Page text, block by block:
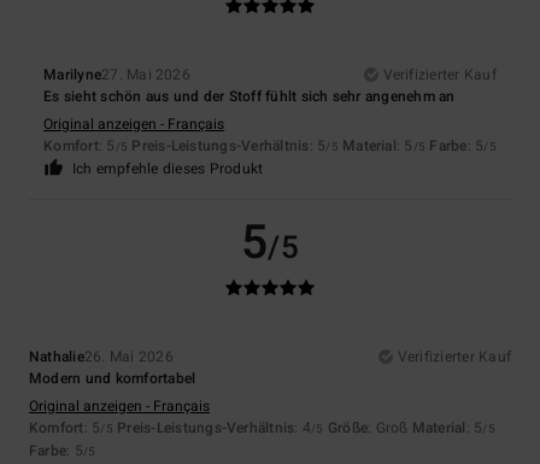
Marilyne27. Mai 2026
Verifizierter Kauf
Es sieht schön aus und der Stoff fühlt sich sehr angenehm an
Original anzeigen - Français
Komfort: 5 /5 Preis-Leistungs-Verhältnis: 5/5 Material: 5 /5 Farbe: 5/5
Ich empfehle dieses Produkt
5/5
Nathalie26. Mai 2026
Verifizierter Kauf
Modern und komfortabel
Original anzeigen - Français
Komfort: 5/5 Preis-Leistungs-Verhältnis: 4/5 Größe: Groß Material: 5/5
Farbe: 5/5